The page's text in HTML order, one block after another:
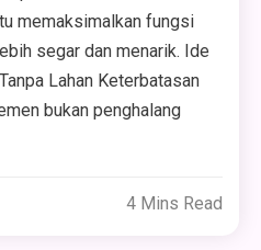
memaksimalkan fungsi
segar dan menarik. Ide
Lahan Keterbatasan
bukan penghalang
4 Mins Read